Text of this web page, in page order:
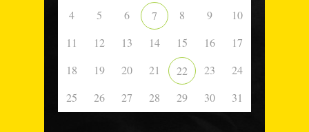
4
5 6 7 8 9
10
11
12 13 14 15 16
17
18
19 20 21 22 23
24
25
26 27 28 29 30 31